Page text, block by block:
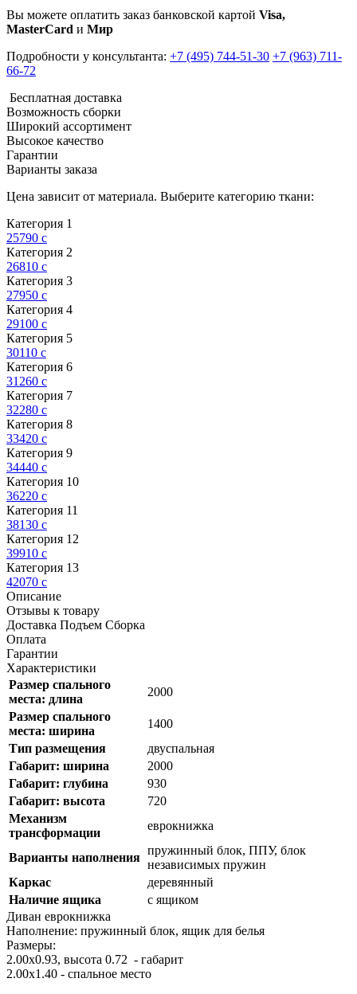
Вы можете оплатить заказ банковской картой Visa,
MasterCard и Мир
Подробности у консультанта: +7 (495) 744-51-30 +7 (963) 711-
66-72
Бесплатная доставка
Возможность сборки
Широкий ассортимент
Высокое качество
Гарантии
Варианты заказа
Цена зависит от материала. Выберите категорию ткани:
Категория 1
25790 c
Категория 2
26810 c
Категория 3
27950 c
Категория 4
29100 c
Категория 5
30110 c
Категория 6
31260 c
Категория 7
32280 c
Категория 8
33420 c
Категория 9
34440 c
Категория 10
36220 c
Категория 11
38130 c
Категория 12
39910 c
Категория 13
42070 c
Описание
Отзывы к товару
Доставка Подъем Сборка
Оплата
Гарантии
Характеристики
Размер спального
места: длина
2000
Размер спального
места: ширина
1400
Тип размещения
двуспальная
Габарит: ширина
2000
Габарит: глубина
930
Габарит: высота
720
Механизм
трансформации
еврокнижка
Варианты наполнения
пружинный блок, ППУ, блок
независимых пружин
Каркас
деревянный
Наличие ящика
с ящиком
Диван еврокнижка
Наполнение: пружинный блок, ящик для белья
Размеры:
2.00х0.93, высота 0.72 - габарит
2.00х1.40 - спальное место